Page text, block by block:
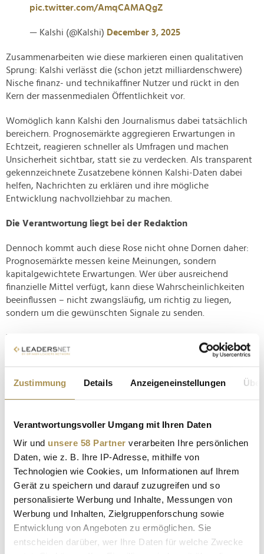
Zustimmung Details Anzeigeneinstellungen
Verantwortungsvoller Umgang mit Ihren Daten
Wir und unsere 58 Partner verarbeiten Ihre persönlichen
Daten, wie z. B. Ihre IP-Adresse, mithilfe von
Technologien wie Cookies, um Informationen auf Ihrem
Gerät zu speichern und darauf zuzugreifen und so
personalisierte Werbung und Inhalte, Messungen von
Werbung und Inhalten, Zielgruppenforschung sowie
Entwicklung von Angeboten zu ermöglichen. Sie
entscheiden darüber, wer Ihre Daten für welche Zwecke
pic.twitter.com/AmqCAMAQgZ
— Kalshi (@Kalshi) December 3, 2025
Zusammenarbeiten wie diese markieren einen qualitativen
Sprung: Kalshi verlässt die (schon jetzt milliardenschwere)
Nische finanz- und technikaffiner Nutzer und rückt in den
Kern der massenmedialen Öffentlichkeit vor.
Womöglich kann Kalshi den Journalismus dabei tatsächlich
bereichern. Prognosemärkte aggregieren Erwartungen in
Echtzeit, reagieren schneller als Umfragen und machen
Unsicherheit sichtbar, statt sie zu verdecken. Als transparent
gekennzeichnete Zusatzebene können Kalshi-Daten dabei
helfen, Nachrichten zu erklären und ihre mögliche
Entwicklung nachvollziehbar zu machen.
Die Verantwortung liegt bei der Redaktion
Dennoch kommt auch diese Rose nicht ohne Dornen daher:
Prognosemärkte messen keine Meinungen, sondern
kapitalgewichtete Erwartungen. Wer über ausreichend
finanzielle Mittel verfügt, kann diese Wahrscheinlichkeiten
beeinflussen – nicht zwangsläufig, um richtig zu liegen,
sondern um die gewünschten Signale zu senden.
Werden diese Signale in reichweitenstarken
Nachrichtensendungen visualisiert, entsteht ein
öffentlicher Wahrnehmung, was die Grenze zwischen Analyse
und Einflussnahme verwischt.
ist das erstrebenswerte Ideal, denn: Je stärker von Kalshi
übermittelte Marktpreise als Ausdruck einer öffentlichen
Stimmung gelesen und verpackt werden, desto größer wird
die Gefahr subtiler Meinungssteuerung.
Ob eine Leistung wie die von Kalshi zum wertvollen
Analyseinstrument oder zum problematischen Verstärker
wird, entscheidet sich letztlich also in den Redaktionen, die
sich auf den Prediction Market einlassen.